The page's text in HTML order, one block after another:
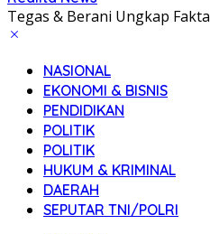
Tegas & Berani Ungkap Fakta
NASIONAL
EKONOMI & BISNIS
PENDIDIKAN
POLITIK
POLITIK
HUKUM & KRIMINAL
DAERAH
SEPUTAR TNI/POLRI